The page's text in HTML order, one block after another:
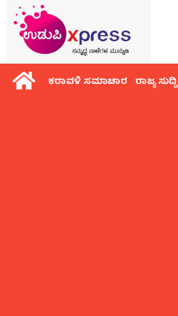
ಕರಾವಳಿ ಸಮಾಚಾರ ರಾಜ್ಯ ಸುದ್ದಿ